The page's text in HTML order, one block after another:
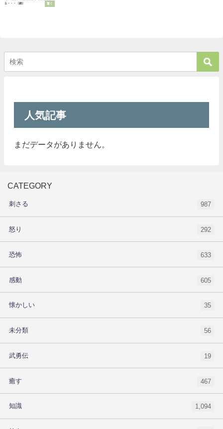
驚く
人気記事
まだデータがありません。
CATEGORY
刺さる 987
怒り 292
恐怖 633
感動 605
懐かしい 35
未分類 56
武勇伝 19
癒す 467
知識 1,094